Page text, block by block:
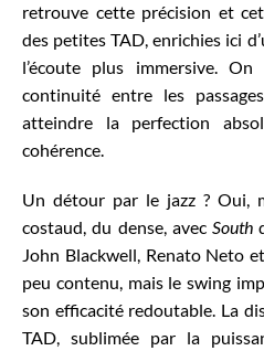
retrouve cette précision et
des petites TAD, enrichies ici
l’écoute plus immersive.
continuité entre les
atteindre la perfection
cohérence.
Un détour par le jazz ? Oui,
costaud, du dense, avec South
John Blackwell, Renato Neto
peu contenu, mais le swing
son efficacité redoutable. La
TAD, sublimée par la